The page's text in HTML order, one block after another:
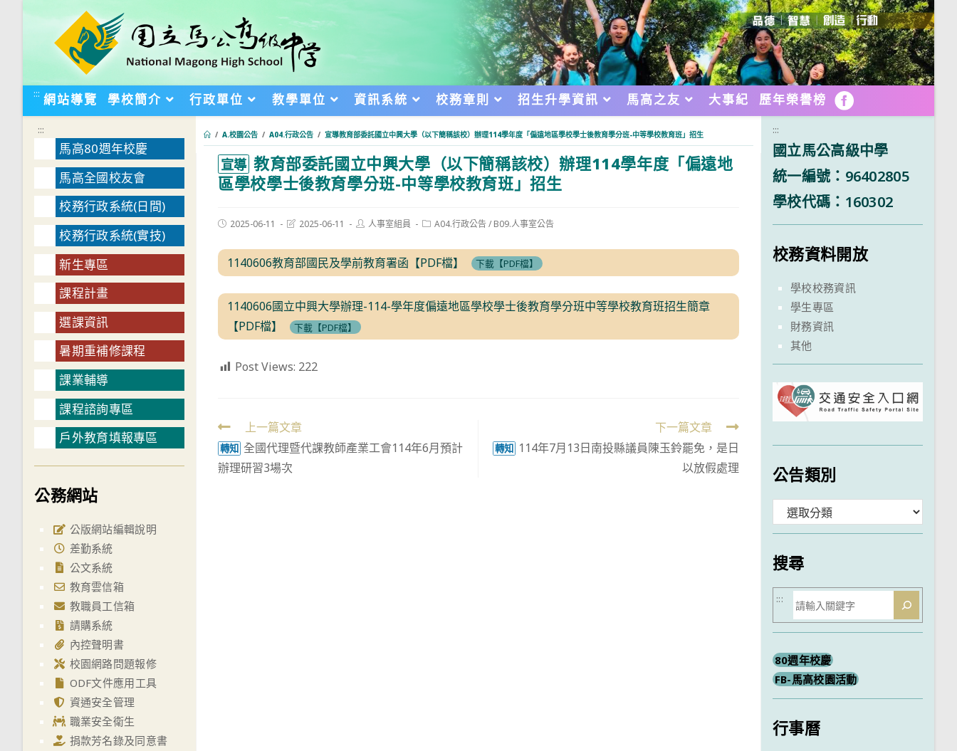
::: 網站導覽 學校簡介 行政單位 教學單位 資訊系統 校務章則 招生升學資訊 馬高之友 大事紀 歷年榮譽榜 FB
/ A.校園公告 / A04.行政公告 / 宣導教育部委託國立中興大學（以下簡稱該校）辦理114學年度「偏遠地區學校學士後教育學分班-中等學校教育班」招生
宣導 教育部委託國立中興大學（以下簡稱該校）辦理114學年度「偏遠地
區學校學士後教育學分班-中等學校教育班」招生
Post2025-06-11
Post2025-06-11
Post人事室組員
PostA04.行政公告/ B09.人事室公告
1140606教育部國民及學前教育署函【PDF檔】 下載【PDF檔】
1140606國立中興大學辦理-114-學年度偏遠地區學校學士後教育學分班中等學校教育班招生簡章
【PDF檔】
下載【PDF檔】
Post Views: 222
Read
more
articles
上一篇文章
轉知 全國代理暨代課教師產業工會114年6月預計
辦理研習3場次
下一篇文章
轉知 114年7月13日南投縣議員陳玉鈴罷免，是日
以放假處理
:::
馬高80週年校慶
馬高全國校友會
校務行政系統(日間)
校務行政系統(實技)
新生專區
課程計畫
選課資訊
暑期重補修課程
課業輔導
課程諮詢專區
戶外教育填報專區
公務網站
公版網站編輯說明
差勤系統
公文系統
教育雲信箱
教職員工信箱
請購系統
內控聲明書
校園網路問題報修
ODF文件應用工具
資通安全管理
職業安全衛生
捐款芳名錄及同意書
:::
國立馬公高級中學
統一編號：96402805
學校代碼：160302
校務資料開放
學校校務資訊
學生專區
財務資訊
其他
公告類別
類
搜尋
搜
尋
:::
80週年校慶
FB-馬高校園活動
行事曆